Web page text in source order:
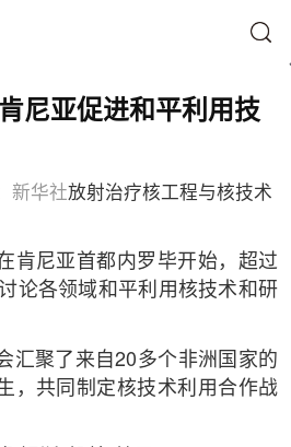
尼亚促进和平利用技
新华社放射治疗核工程与核技术
肯尼亚首都内罗毕开始，超过
论各领域和平利用核技术和研
汇聚了来自20多个非洲国家的
，共同制定核技术利用合作战